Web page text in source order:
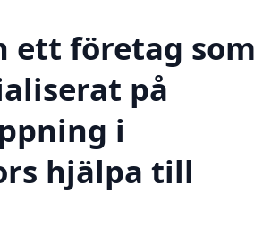
ett företag som
på
i
hjälpa till